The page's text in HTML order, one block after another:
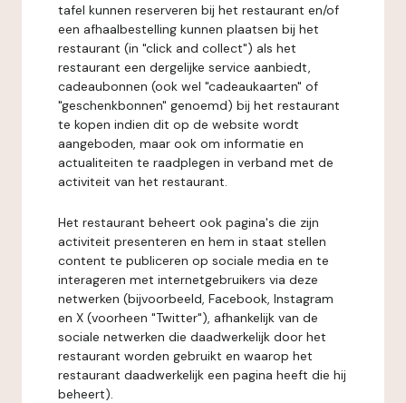
tafel kunnen reserveren bij het restaurant en/of
een afhaalbestelling kunnen plaatsen bij het
restaurant (in "click and collect") als het
restaurant een dergelijke service aanbiedt,
cadeaubonnen (ook wel "cadeaukaarten" of
"geschenkbonnen" genoemd) bij het restaurant
te kopen indien dit op de website wordt
aangeboden, maar ook om informatie en
actualiteiten te raadplegen in verband met de
activiteit van het restaurant.
Het restaurant beheert ook pagina's die zijn
activiteit presenteren en hem in staat stellen
content te publiceren op sociale media en te
interageren met internetgebruikers via deze
netwerken (bijvoorbeeld, Facebook, Instagram
en X (voorheen "Twitter"), afhankelijk van de
sociale netwerken die daadwerkelijk door het
restaurant worden gebruikt en waarop het
restaurant daadwerkelijk een pagina heeft die hij
beheert).